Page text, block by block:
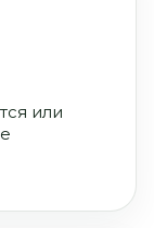
или